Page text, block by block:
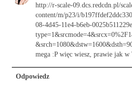
http://r-scale-09.dcs.redcdn.pl/
content/m/p23/i/
08-4d45-11e4-b6eb-
mega :P więc wiesz, prawie jak
Odpowiedz